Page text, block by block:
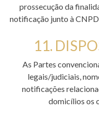
prossecução da
notificação junto à
11.
As Partes
legais/judiciais,
notificações
domicílios os